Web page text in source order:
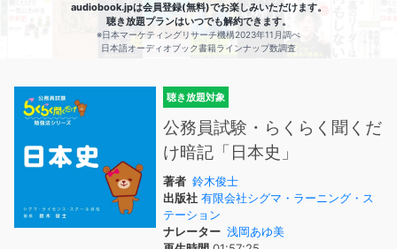
audiobook.jpは会員登録(無料)でお楽しみいただけます。
聴き放題プランはいつでも解約できます。
※日本マーケティングリサーチ機構2023年11月調べ
日本語オーディオブック書籍ラインナップ数調査
聴き放題対象
公務員試験・らくらく聞くだ
け暗記「日本史」
著者 鈴木俊士
出版社 有限会社シグマ・ラーニング・ス
テーション
ナレーター 浅岡あゆ美